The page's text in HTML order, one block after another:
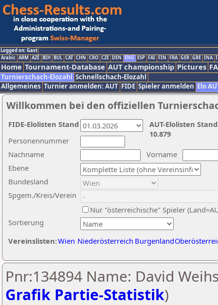
Logged on: Gast
Arabic ARM AZE BIH BUL CAT CHN CRO CZE DEN ENG ESP FAI FIN FRA GER GRE INA
Home Tournament-Database AUT championship Pictures
Turnierschach-Elozahl Schnellschach-Elozahl
Allgemeines Turnier anmelden: AUT FIDE Spieler anmelden Elo
Willkommen bei den offiziellen
Nachname
Vorname
Ebene
Sortierung
Personennummer
Bundesland
Spgem./Kreis/Verein
Nur "österreichische" Spieler
Vereinslisten:Wien Niederösterreich Burgenland
AUT-Elolisten
10.879
FIDE-Elolisten Stand
Pnr:134894 Name: David
Grafik Partie-Statistik)